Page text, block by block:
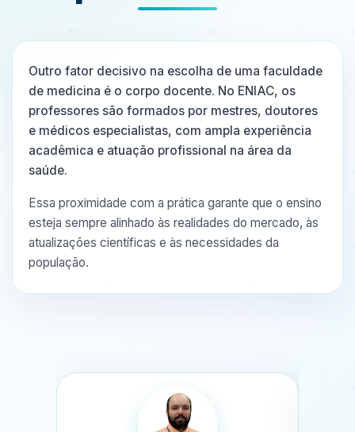
Outro fator decisivo na escolha de uma faculdade
de medicina é o corpo docente. No ENIAC, os
professores são formados por mestres, doutores
e médicos especialistas, com ampla experiência
acadêmica e atuação profissional na área da
saúde.
Essa proximidade com a prática garante que o ensino
esteja sempre alinhado às realidades do mercado, às
atualizações científicas e às necessidades da
população.